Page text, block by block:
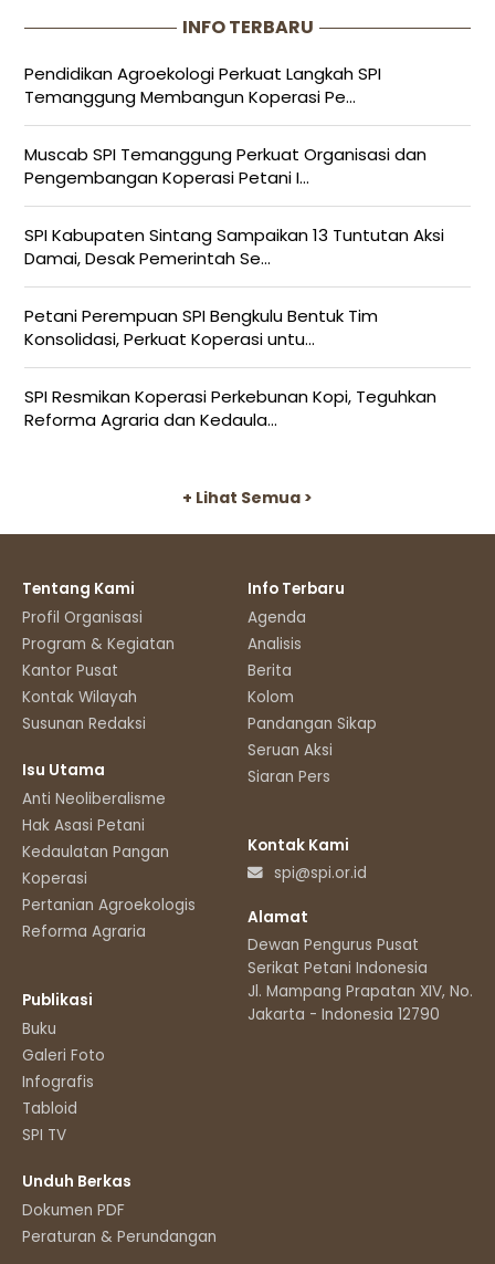
INFO TERBARU
Pendidikan Agroekologi Perkuat Langkah SPI
Temanggung Membangun Koperasi Pe...
Muscab SPI Temanggung Perkuat Organisasi dan
Pengembangan Koperasi Petani I...
SPI Kabupaten Sintang Sampaikan 13 Tuntutan Aksi
Damai, Desak Pemerintah Se...
Petani Perempuan SPI Bengkulu Bentuk Tim
Konsolidasi, Perkuat Koperasi untu...
SPI Resmikan Koperasi Perkebunan Kopi, Teguhkan
Reforma Agraria dan Kedaula...
+ Lihat Semua >
Tentang Kami
Profil Organisasi
Program & Kegiatan
Kantor Pusat
Kontak Wilayah
Susunan Redaksi
Isu Utama
Anti Neoliberalisme
Hak Asasi Petani
Kedaulatan Pangan
Koperasi
Pertanian Agroekologis
Reforma Agraria
Publikasi
Buku
Galeri Foto
Infografis
Tabloid
SPI TV
Unduh Berkas
Dokumen PDF
Peraturan & Perundangan
Info Terbaru
Agenda
Analisis
Berita
Kolom
Pandangan Sikap
Seruan Aksi
Siaran Pers
Kontak Kami
spi@spi.or.id
Alamat
Dewan Pengurus Pusat
Serikat Petani Indonesia
Jl. Mampang Prapatan XIV, No.11
Jakarta - Indonesia 12790